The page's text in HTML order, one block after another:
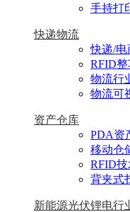
手持打
快递物流
快递/电
RFID
物流行
物流可
资产仓库
PDA资
移动仓
RFID
背夹式
新能源光伏锂电行